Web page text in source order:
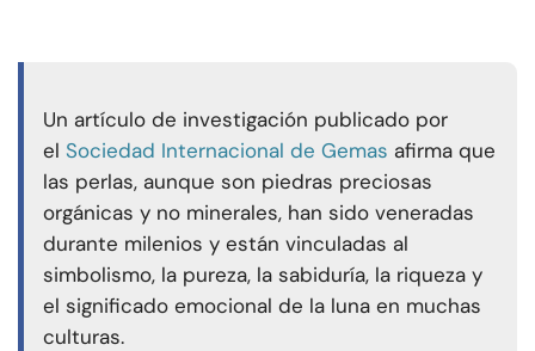
Un artículo de investigación publicado por
el Sociedad Internacional de Gemas afirma que
las perlas, aunque son piedras preciosas
orgánicas y no minerales, han sido veneradas
durante milenios y están vinculadas al
simbolismo, la pureza, la sabiduría, la riqueza y
el significado emocional de la luna en muchas
culturas.